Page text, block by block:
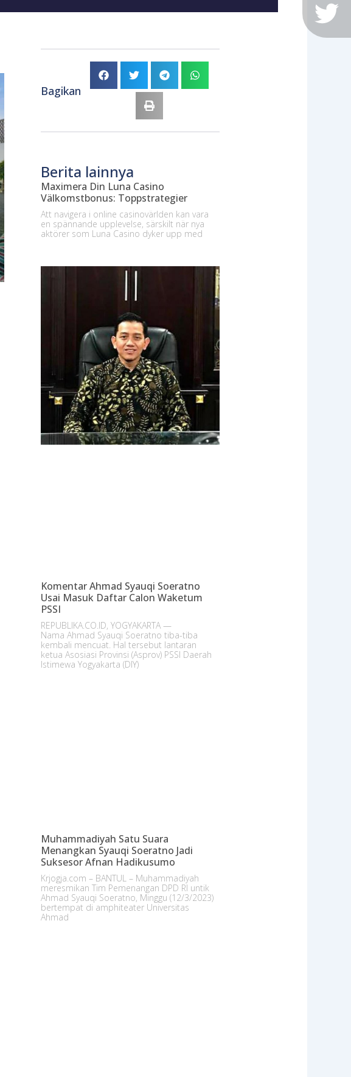
Bagikan
Berita lainnya
Maximera Din Luna Casino
Välkomstbonus: Toppstrategier
Att navigera i online casinovärlden kan vara
en spännande upplevelse, särskilt när nya
aktörer som Luna Casino dyker upp med
Komentar Ahmad Syauqi Soeratno
Usai Masuk Daftar Calon Waketum
PSSI
REPUBLIKA.CO.ID, YOGYAKARTA —
Nama Ahmad Syauqi Soeratno tiba-tiba
kembali mencuat. Hal tersebut lantaran
ketua Asosiasi Provinsi (Asprov) PSSI Daerah
Istimewa Yogyakarta (DIY)
Muhammadiyah Satu Suara
Menangkan Syauqi Soeratno Jadi
Suksesor Afnan Hadikusumo
Krjogja.com – BANTUL – Muhammadiyah
meresmikan Tim Pemenangan DPD RI untik
Ahmad Syauqi Soeratno, Minggu (12/3/2023)
bertempat di amphiteater Universitas
Ahmad